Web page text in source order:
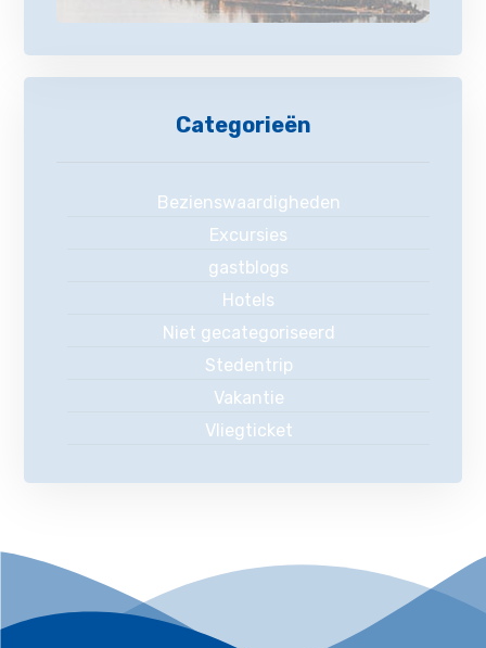
Categorieën
Bezienswaardigheden
Excursies
gastblogs
Hotels
Niet gecategoriseerd
Stedentrip
Vakantie
Vliegticket